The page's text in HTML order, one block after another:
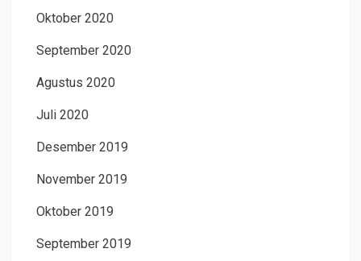
Oktober 2020
September 2020
Agustus 2020
Juli 2020
Desember 2019
November 2019
Oktober 2019
September 2019